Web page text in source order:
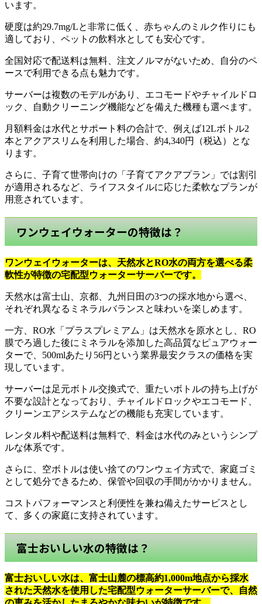
います。
硬度は約29.7mg/Lと非常に低く、赤ちゃんのミルク作りにも
適しており、ペットの飲料水としても安心です。
全国対応で配送料は無料、注文ノルマがないため、自分のペ
ースで利用できる点も魅力です。
サーバーは複数のモデルがあり、エコモードやチャイルドロ
ック、自動クリーニング機能などを備えた機種も選べます。
月額料金は水代とサポート料の合計で、例えば12Lボトル2
本とアクアスリムを利用した場合、約4,340円（税込）とな
ります。
さらに、子育て世帯向けの「子育てアクアプラン」では割引
が適用されるなど、ライフスタイルに応じた柔軟なプランが
用意されています。
ワンウェイウォーターの特徴は？
ワンウェイウォーターは、天然水とRO水の両方を選べる柔
軟性が特徴の宅配型ウォーターサーバーです。
天然水は富士山、京都、九州日田の3つの採水地から選べ、
それぞれ異なるミネラルバランスと味わいを楽しめます。
一方、RO水「プラスプレミアム」は天然水を原水とし、RO
膜でろ過した後にミネラルを添加した高品質なピュアウォー
ターで、500mlあたり56円という業界最安クラスの価格を実
現しています。
サーバーは足元ボトル交換式で、重たいボトルの持ち上げが
不要な設計となっており、チャイルドロックやエコモード、
クリーンエアシステムなどの機能も充実しています。
レンタル料や配送料は無料で、料金は水代のみというシンプ
ルな体系です。
さらに、空ボトルは使い捨てのワンウェイ方式で、家庭ゴミ
として処分できるため、保管や回収の手間がかかりません。
コストパフォーマンスと利便性を兼ね備えたサービスとし
て、多くの家庭に支持されています。
富士おいしい水の特徴は？
富士おいしい水は、富士山麓の標高約1,000m地点から採水
された天然水を使用した宅配型ウォーターサーバーで、自然